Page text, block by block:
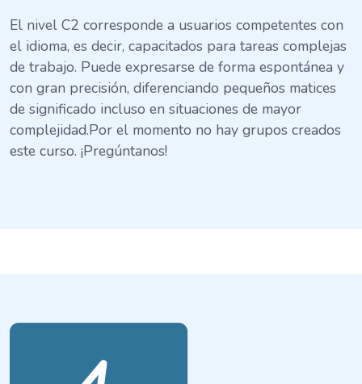
El nivel C2 corresponde a usuarios competentes con
el idioma, es decir, capacitados para tareas complejas
de trabajo. Puede expresarse de forma espontánea y
con gran precisión, diferenciando pequeños matices
de significado incluso en situaciones de mayor
complejidad.Por el momento no hay grupos creados
este curso. ¡Pregúntanos!